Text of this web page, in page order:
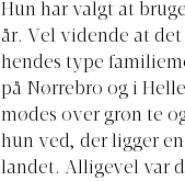
Hun har valgt at
år. Vel vidende at
hendes type
på Nørrebro og i
mødes over grøn te
hun ved, der ligger
landet. Alligevel var